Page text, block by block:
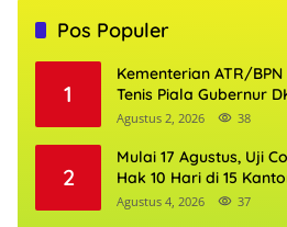
Pos Populer
1
Kementerian ATR/
Tenis Piala Gubernur
Agustus 2, 2026 38
2
Mulai 17 Agustus, Uji
Hak 10 Hari di 15
Agustus 4, 2026 37